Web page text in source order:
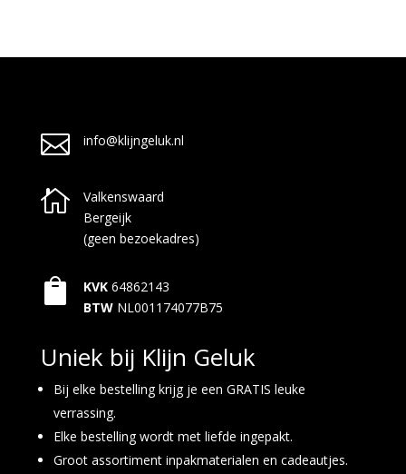
 info@klijngeluk.nl

Valkenswaard
Bergeijk
(geen bezoekadres)
 KVK 64862143
BTW NL001174077B75
Uniek bij Klijn Geluk
Bij elke bestelling krijg je een GRATIS leuke
verrassing.
Elke bestelling wordt met liefde ingepakt.
Groot assortiment inpakmaterialen en cadeautjes.